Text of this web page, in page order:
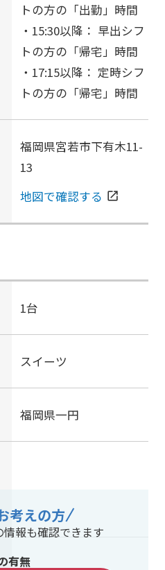
トの方の「出勤」時間
・15:30以降： 早出シフ
トの方の「帰宅」時間
・17:15以降： 定時シフ
トの方の「帰宅」時間
福岡県宮若市下有木11-
13
地図で確認する open_in_new
1台
スイーツ
福岡県一円
考えの方
報も確認できます
有無